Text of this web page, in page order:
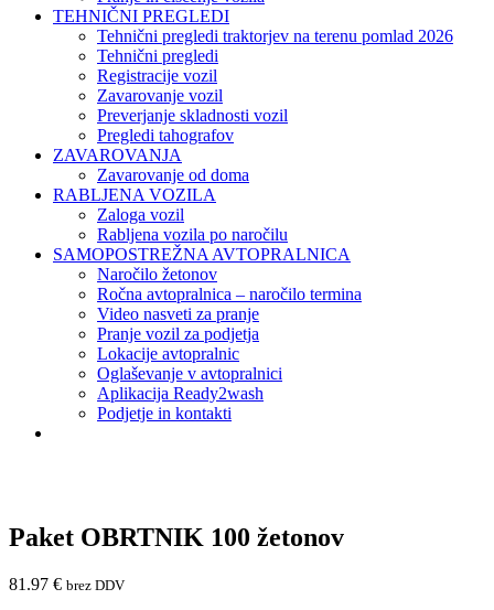
TEHNIČNI PREGLEDI
Tehnični pregledi traktorjev na terenu pomlad 2026
Tehnični pregledi
Registracije vozil
Zavarovanje vozil
Preverjanje skladnosti vozil
Pregledi tahografov
ZAVAROVANJA
Zavarovanje od doma
RABLJENA VOZILA
Zaloga vozil
Rabljena vozila po naročilu
SAMOPOSTREŽNA AVTOPRALNICA
Naročilo žetonov
Ročna avtopralnica – naročilo termina
Video nasveti za pranje
Pranje vozil za podjetja
Lokacije avtopralnic
Oglaševanje v avtopralnici
Aplikacija Ready2wash
Podjetje in kontakti
Paket OBRTNIK 100 žetonov
81.97 € brez DDV